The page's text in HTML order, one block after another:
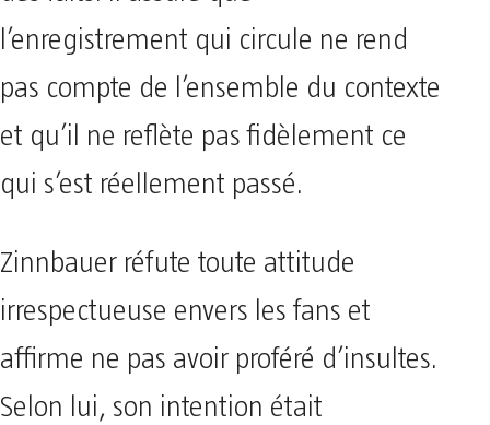
l’enregistrement qui circule ne rend
pas compte de l’ensemble du contexte
et qu’il ne reflète pas fidèlement ce
qui s’est réellement passé.
Zinnbauer réfute toute attitude
irrespectueuse envers les fans et
affirme ne pas avoir proféré d’insultes.
Selon lui, son intention était